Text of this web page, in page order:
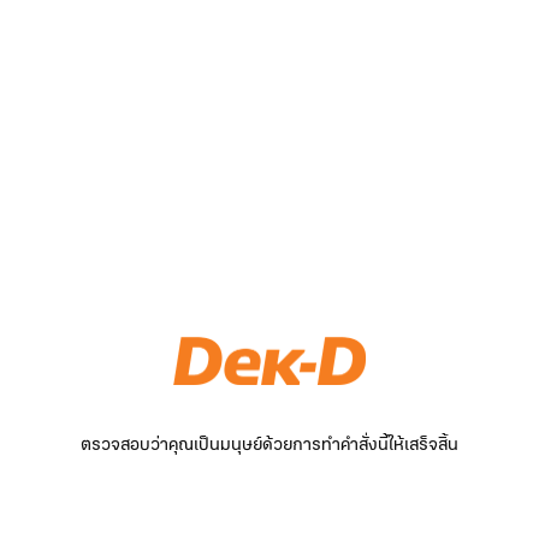
ตรวจสอบว่าคุณเป็นมนุษย์ด้วยการทำคำสั่งนี้ให้เสร็จสิ้น